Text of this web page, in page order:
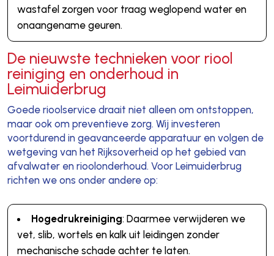
wastafel zorgen voor traag weglopend water en
onaangename geuren.
De nieuwste technieken voor riool
reiniging en onderhoud in
Leimuiderbrug
Goede rioolservice draait niet alleen om ontstoppen,
maar ook om preventieve zorg. Wij investeren
voortdurend in geavanceerde apparatuur en volgen de
wetgeving van het Rijksoverheid op het gebied van
afvalwater en rioolonderhoud. Voor Leimuiderbrug
richten we ons onder andere op:
Hogedrukreiniging: Daarmee verwijderen we
vet, slib, wortels en kalk uit leidingen zonder
mechanische schade achter te laten.